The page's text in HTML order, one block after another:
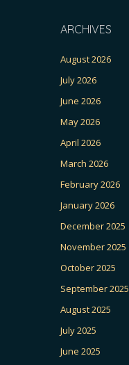
ARCHIVES
August 2026
July 2026
June 2026
May 2026
April 2026
March 2026
February 2026
January 2026
December 2025
November 2025
October 2025
September 2025
August 2025
July 2025
June 2025